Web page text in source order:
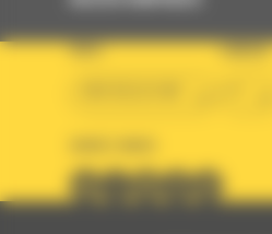
PAYS LANGUE